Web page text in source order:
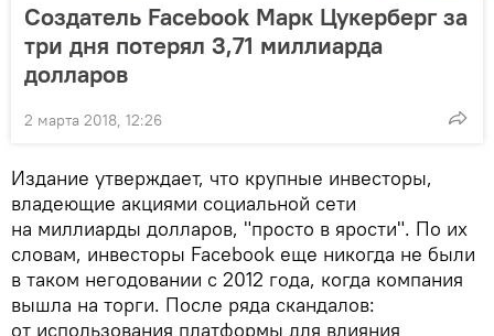
Создатель Facebook Марк Цукерберг за
три дня потерял 3,71 миллиарда
долларов
2 марта 2018, 12:26
Издание утверждает, что крупные инвесторы,
владеющие акциями социальной сети
на миллиарды долларов, "просто в ярости". По их
словам, инвесторы Facebook еще никогда не были
в таком негодовании с 2012 года, когда компания
вышла на торги. После ряда скандалов:
от использования платформы для влияния